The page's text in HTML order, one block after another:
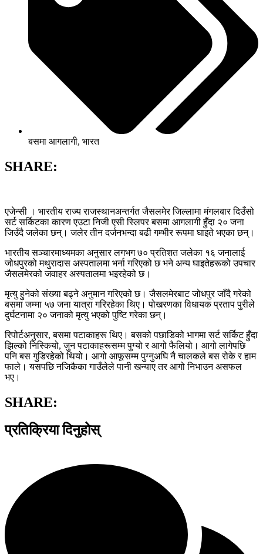
बसमा आगलागी, भारत
SHARE:
एजेन्सी । भारतीय राज्य राजस्थानअन्तर्गत जैसलमेर जिल्लामा मंगलबार दिउँसो
सर्ट सर्किटका कारण एउटा निजी एसी स्लिपर बसमा आगलागी हुँदा २० जना
जिउँदै जलेका छन्। जलेर तीन दर्जनभन्दा बढी गम्भीर रूपमा घाइते भएका छन्।
भारतीय सञ्चारमाध्यमका अनुसार लगभग ७० प्रतिशत जलेका १६ जनालाई
जोधपुरको मथुरादास अस्पतालमा भर्ना गरिएको छ भने अन्य घाइतेहरूको उपचार
जैसलमेरको जवाहर अस्पतालमा भइरहेको छ।
मृत्यु हुनेको संख्या बढ्ने अनुमान गरिएको छ। जैसलमेरबाट जोधपुर जाँदै गरेको
बसमा जम्मा ५७ जना यात्रा गरिरहेका थिए। पोखरणका विधायक प्रताप पुरीले
दुर्घटनामा २० जनाको मृत्यु भएको पुष्टि गरेका छन्।
रिपोर्टअनुसार, बसमा पटाकाहरू थिए। बसको पछाडिको भागमा सर्ट सर्किट हुँदा
झिल्को निस्कियो, जुन पटाकाहरूसम्म पुग्यो र आगो फैलियो। आगो लागेपछि
पनि बस गुडिरहेको थियो। आगो आफूसम्म पुग्नुअघि नै चालकले बस रोके र हाम
फाले। यसपछि नजिकैका गाउँलेले पानी खन्याए तर आगो निभाउन असफल
भए।
SHARE:
प्रतिक्रिया दिनुहोस्